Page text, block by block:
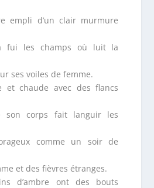
empli d’un clair murmure
fui les champs où luit la
ses voiles de femme.
et chaude avec des flancs
corps fait languir les
comme un soir de
et des fièvres étranges.
d’ambre ont des bouts